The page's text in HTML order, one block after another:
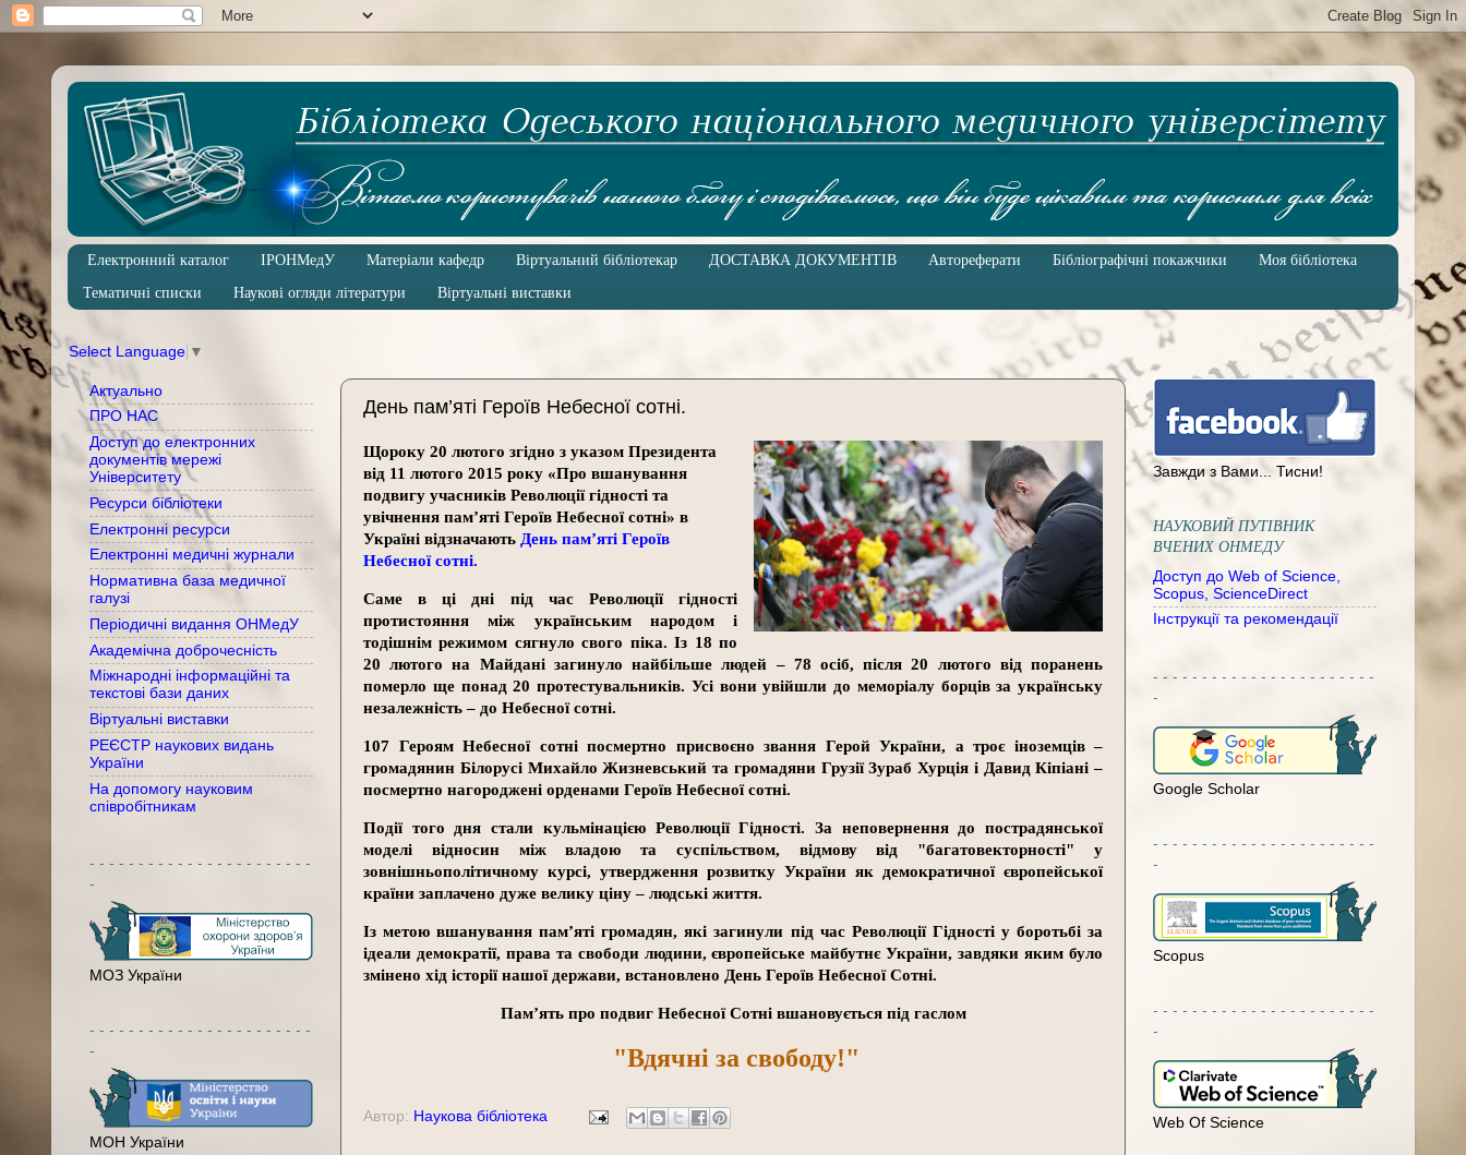
Електронний каталог ІРОНМедУ Матеріали кафедр Віртуальний бібліотекар ДОСТАВКА ДОКУМЕНТІВ Автореферати Бібліографічні покажчики
Моя бібліотека
Тематичні списки
Наукові огляди літератури Віртуальні виставки
Select Language ▼
День пам’яті Героїв Небесної сотні.
Щороку 20 лютого згідно з указом Президента
від 11 лютого 2015 року «Про вшанування
подвигу учасників Революції гідності та
увічнення пам’яті Героїв Небесної сотні» в
Україні відзначають День пам’яті Героїв
Небесної сотні.
Саме в ці дні під час Революції гідності
протистояння між українським народом і
тодішнім режимом сягнуло свого піка. Із 18 по
20 лютого на Майдані загинуло найбільше людей – 78 осіб, після 20 лютого від поранень
померло ще понад 20 протестувальників. Усі вони увійшли до меморіалу борців за українську
незалежність – до Небесної сотні.
107 Героям Небесної сотні посмертно присвоєно звання Герой України, а троє іноземців –
громадянин Білорусі Михайло Жизневський та громадяни Грузії Зураб Хурція і Давид Кіпіані –
посмертно нагороджені орденами Героїв Небесної сотні.
Події того дня стали кульмінацією Революції Гідності. За неповернення до пострадянської
моделі відносин між владою та суспільством, відмову від "багатовекторності" у
зовнішньополітичному курсі, утвердження розвитку України як демократичної європейської
країни заплачено дуже велику ціну – людські життя.
Із метою вшанування пам’яті громадян, які загинули під час Революції Гідності у боротьбі за
ідеали демократії, права та свободи людини, європейське майбутнє України, завдяки яким було
змінено хід історії нашої держави, встановлено День Героїв Небесної Сотні.
Пам’ять про подвиг Небесної Сотні вшановується під гаслом
"Вдячні за свободу!"
Автор: Наукова бібліотека
Актуально
ПРО НАС
Доступ до електронних
документів мережі
Університету
Ресурси бібліотеки
Електронні ресурси
Електронні медичні журнали
Нормативна база медичної
галузі
Періодичні видання ОНМедУ
Академічна доброчесність
Міжнародні інформаційні та
текстові бази даних
Віртуальні виставки
РЕЄСТР наукових видань
України
На допомогу науковим
співробітникам
- - - - - - - - - - - - - - - - - - - - - - -
-
МОЗ України
- - - - - - - - - - - - - - - - - - - - - - -
-
МОН України
Завжди з Вами... Тисни!
НАУКОВИЙ ПУТІВНИК
ВЧЕНИХ ОНМЕДУ
Доступ до Web of Science,
Scopus, ScienceDirect
Інструкції та рекомендації
- - - - - - - - - - - - - - - - - - - - - - -
-
Google Scholar
- - - - - - - - - - - - - - - - - - - - - - -
-
Scopus
- - - - - - - - - - - - - - - - - - - - - - -
-
Web Of Science